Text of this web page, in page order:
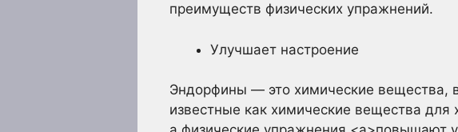
преимуществ физических упражнений.
Улучшает настроение
Эндорфины — это химические вещества,
известные как химические вещества